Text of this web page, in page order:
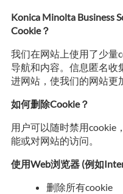
Konica Minolta Business
Cookie？
我们在网站上使用了少量
导航和内容。信息匿名收
进网站，使我们的网站更
如何删除Cookie？
用户可以随时禁用cookie
能或对网站的访问。
使用Web浏览器 (例如
删除所有cookie